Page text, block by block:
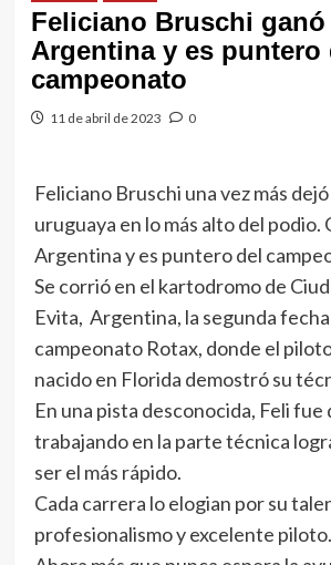
Feliciano Bruschi ganó
Argentina y es puntero
campeonato
11 de abril de 2023 0
Feliciano Bruschi una vez más
uruguaya en lo más alto del podio.
Argentina y es puntero del
Se corrió en el kartodromo de
Evita, Argentina, la segunda
campeonato Rotax, donde el
nacido en Florida demostró su
En una pista desconocida, Feli fue
trabajando en la parte técnica
ser el más rápido.
Cada carrera lo elogian por su
profesionalismo y excelente piloto.